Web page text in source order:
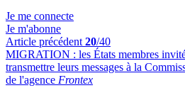
Je me connecte
Je m'abonne
Article précédent 20/40
MIGRATION : les États membres
transmettre leurs messages à la
de l'agence Frontex